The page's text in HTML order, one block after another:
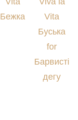
Бежка
Vita
Буська
for
Барвисті
дегу